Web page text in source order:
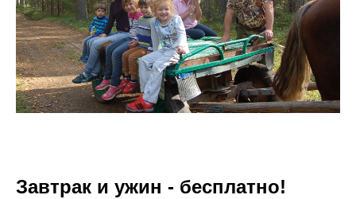
Завтрак и ужин - бесплатно!